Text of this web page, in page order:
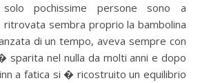
pochissime persone sono a
ritrovata sembra proprio la bambolina
di un tempo, aveva sempre con
sparita nel nulla da molti anni e dopo
a fatica si � ricostruito un equilibrio